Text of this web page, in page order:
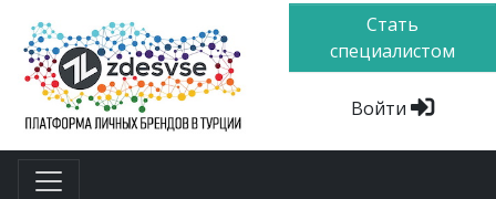
Стать
специалистом
Войти